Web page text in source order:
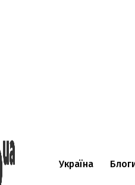
Україна